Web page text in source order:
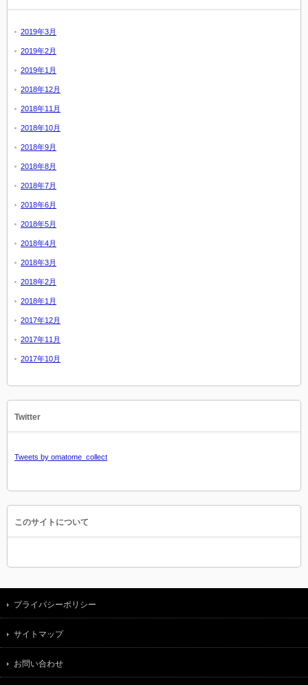
2019年3月
2019年2月
2019年1月
2018年12月
2018年11月
2018年10月
2018年9月
2018年8月
2018年7月
2018年6月
2018年5月
2018年4月
2018年3月
2018年2月
2018年1月
2017年12月
2017年11月
2017年10月
Twitter
Tweets by omatome_collect
このサイトについて
プライバシーポリシー
サイトマップ
お問い合わせ